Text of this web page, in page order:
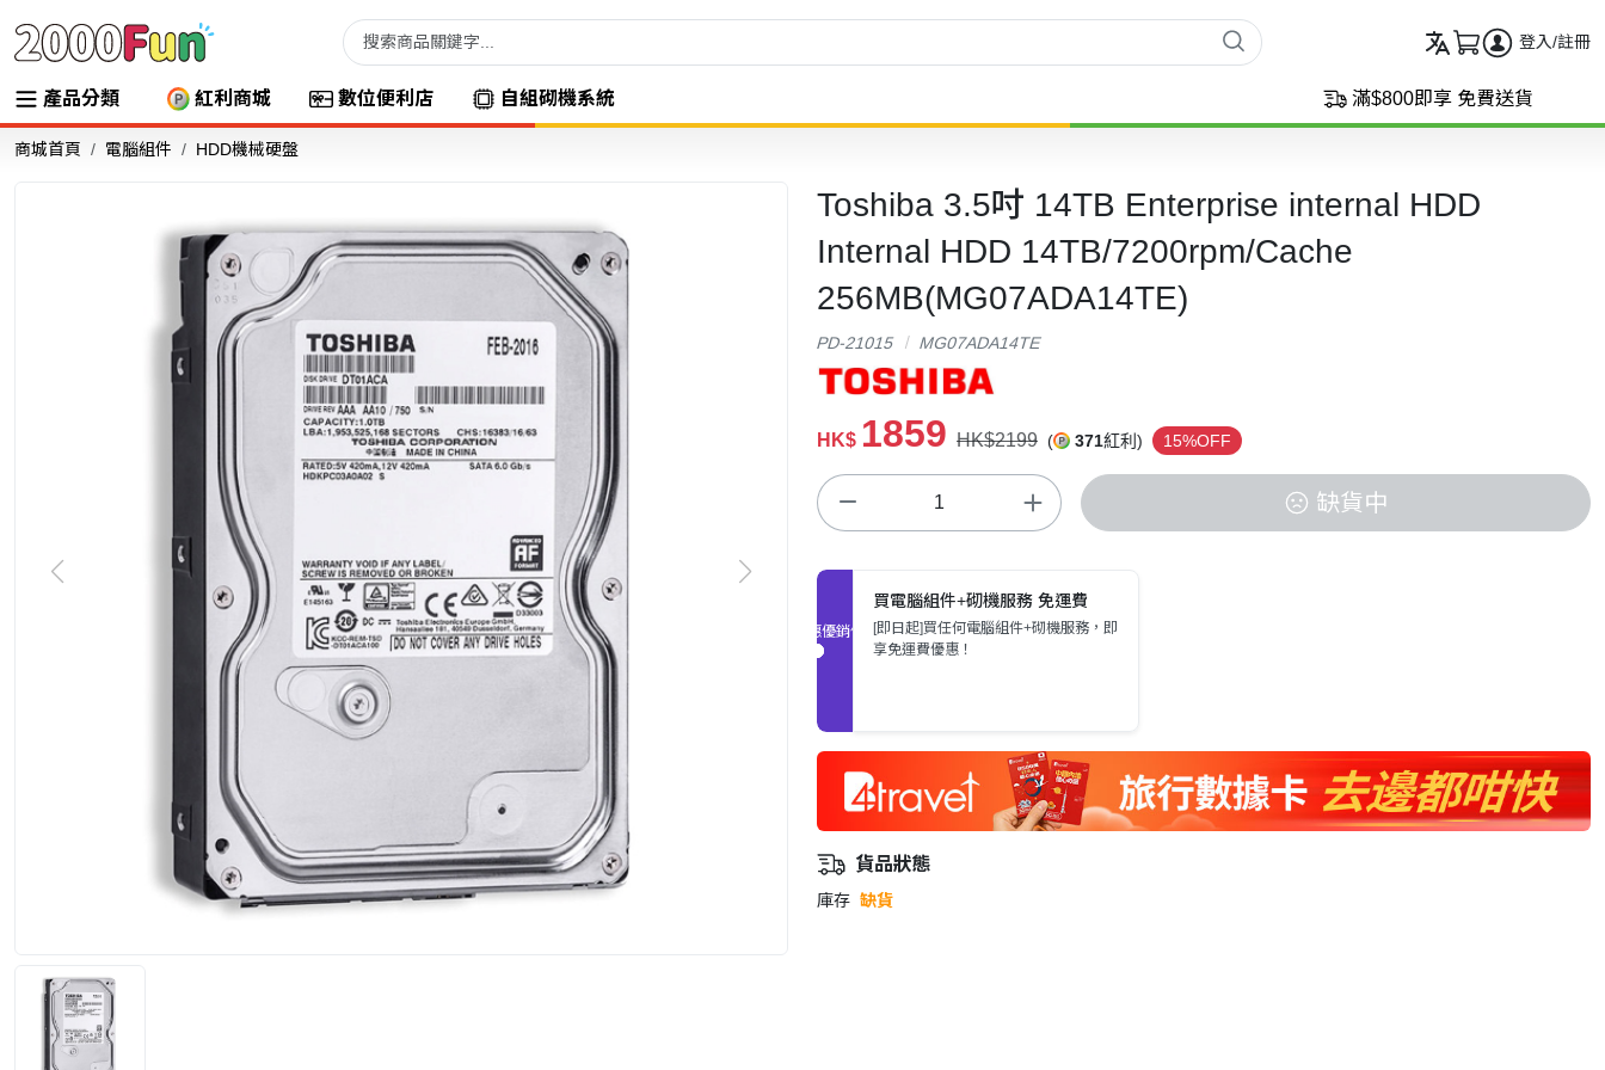
登入/註冊
產品分類 紅利商城 數位便利店 自組砌機系統 滿$800即享 免費送貨
商城首頁 電腦組件 HDD機械硬盤
Toshiba 3.5吋 14TB Enterprise internal HDD
Internal HDD 14TB/7200rpm/Cache
256MB(MG07ADA14TE)
PD-21015 MG07ADA14TE
HK$ 1859 HK$2199 ( 371紅利) 15%OFF
缺貨中
促銷優惠
買電腦組件+砌機服務 免運費
[即日起]買任何電腦組件+砌機服務，即
享免運費優惠！
貨品狀態
庫存 缺貨